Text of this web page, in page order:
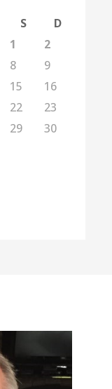
S
D
1
2
8
9
15
16
22
23
29
30